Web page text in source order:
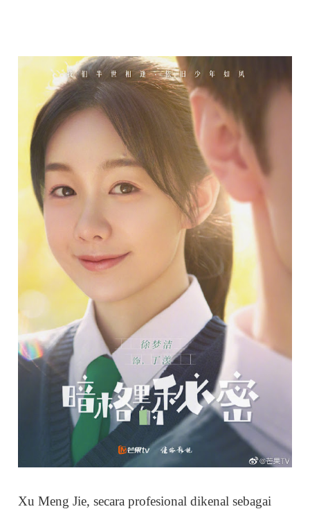
Xu Meng Jie, secara profesional dikenal sebagai